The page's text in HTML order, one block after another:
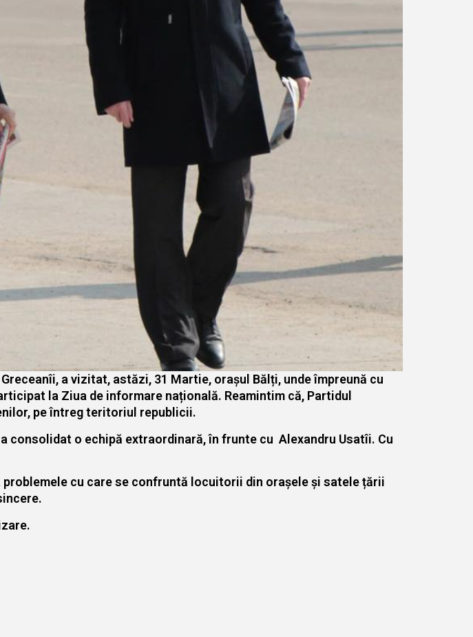
a vizitat, astăzi, 31 Martie, orașul Bălți, unde împreună cu
la Ziua de informare națională. Reamintim că, Partidul
pe întreg teritoriul republicii.
consolidat o echipă extraordinară, în frunte cu Alexandru Usatîi. Cu
cu care se confruntă locuitorii din orașele și satele țării